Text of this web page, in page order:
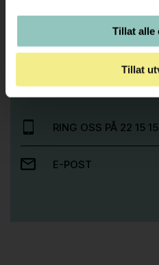
Tillat alle
Tillat
Trenger du hjelp med
Ta kontakt med oss så
RING OSS PÅ 22 15
E-POST